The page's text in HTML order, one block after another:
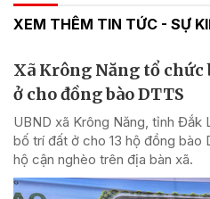
XEM THÊM TIN TỨC - SỰ
Xã Krông Năng tổ chức
ở cho đồng bào DTTS
UBND xã Krông Năng, tỉnh Đắk
bố trí đất ở cho 13 hộ đồng bào
hộ cận nghèo trên địa bàn xã.